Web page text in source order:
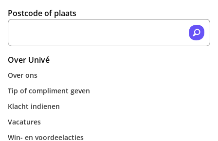
Postcode of plaats
Over Univé
Over ons
Tip of compliment geven
Klacht indienen
Vacatures
Win- en voordeelacties